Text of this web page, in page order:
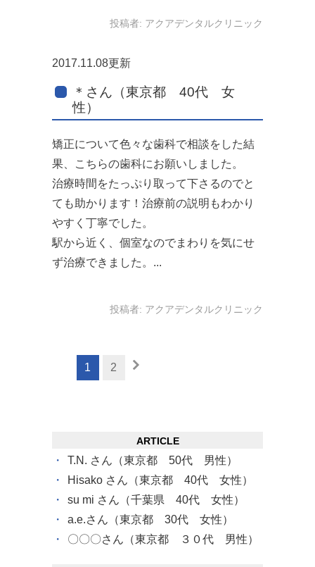
投稿者: アクアデンタルクリニック
2017.11.08更新
＊さん（東京都 40代 女
性）
矯正について色々な歯科で相談をした結
果、こちらの歯科にお願いしました。
治療時間をたっぷり取って下さるのでと
ても助かります！治療前の説明もわかり
やすく丁寧でした。
駅から近く、個室なのでまわりを気にせ
ず治療できました。...
投稿者: アクアデンタルクリニック
1 2
ARTICLE
T.N. さん（東京都 50代 男性）
Hisako さん（東京都 40代 女性）
su mi さん（千葉県 40代 女性）
a.e.さん（東京都 30代 女性）
〇〇〇さん（東京都 ３０代 男性）